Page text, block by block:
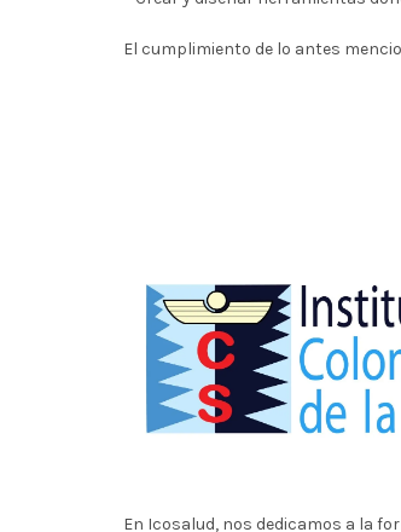
El cumplimiento de lo antes
En Icosalud, nos dedicamos a la